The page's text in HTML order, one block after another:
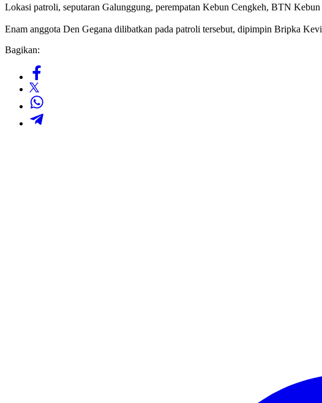
Lokasi patroli, seputaran Galunggung, perempatan Kebun Cengkeh, BTN
Enam anggota Den Gegana dilibatkan pada patroli tersebut, dipimpin Bripka
Bagikan: